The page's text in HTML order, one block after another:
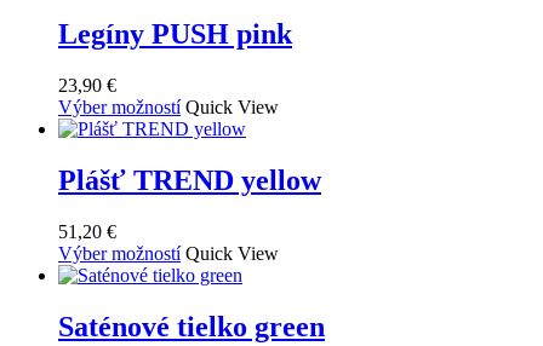
Legíny PUSH pink
23,90 €
Výber možností Tento
produkt
viacero
variantov.
môžete
vybrať
stránke
Quick View
Plášť TREND yellow
51,20 €
Výber možností Tento
produkt
viacero
variantov.
Quick View
Saténové tielko green